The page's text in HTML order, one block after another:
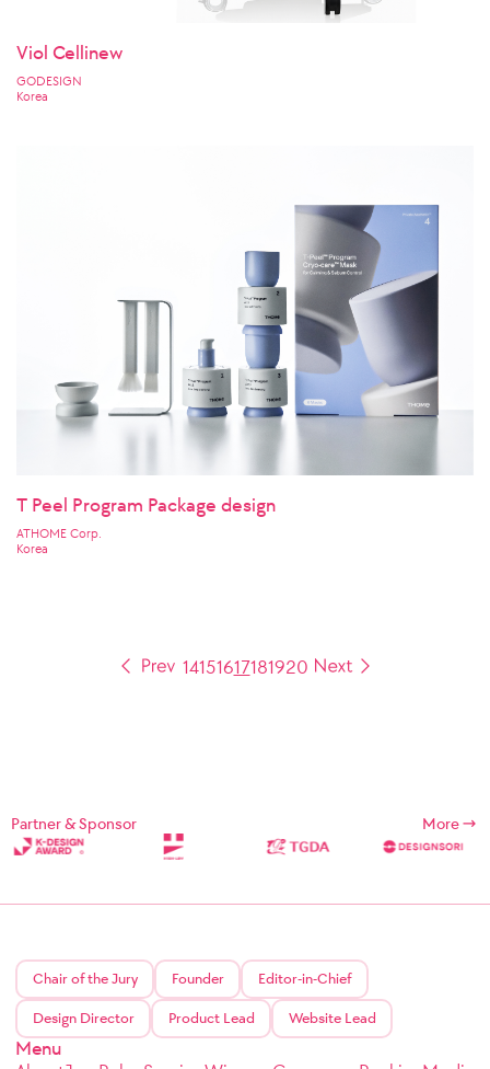
Viol Cellinew
GODESIGN
Korea
T Peel Program Package design
ATHOME Corp.
Korea
14151617181920
Partner & Sponsor More
Chair of the Jury Founder Editor-in-Chief
Design Director Product Lead Website Lead
Menu